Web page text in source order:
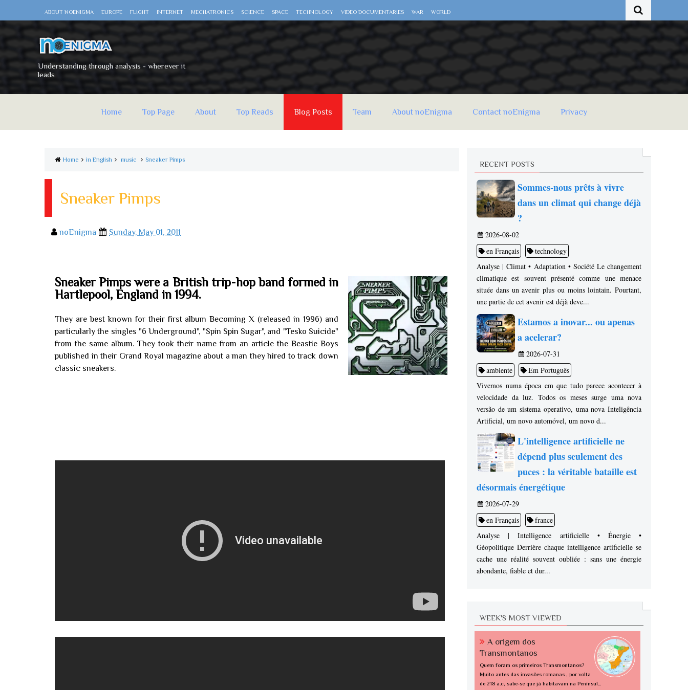
ABOUT NOENIGMA EUROPE FLIGHT INTERNET MECHATRONICS SCIENCE SPACE TECHNOLOGY VIDEO DOCUMENTARIES WAR WORLD
Understanding through analysis - wherever it
leads
Home Top Page About Top Reads Blog Posts Team About noEnigma Contact noEnigma Privacy
Home in English music Sneaker Pimps
Sneaker Pimps
noEnigma Sunday, May 01, 2011
Sneaker Pimps were a British trip-hop band formed in
Hartlepool, England in 1994.
They are best known for their first album Becoming X (released in 1996) and
particularly the singles "6 Underground", "Spin Spin Sugar", and "Tesko Suicide"
from the same album. They took their name from an article the Beastie Boys
published in their Grand Royal magazine about a man they hired to track down
classic sneakers.
RECENT POSTS
Sommes-nous prêts à vivre
dans un climat qui change déjà
?
2026-08-02
en Français
technology
Analyse | Climat • Adaptation • Société Le changement
climatique est souvent présenté comme une menace
située dans un avenir plus ou moins lointain. Pourtant,
une partie de cet avenir est déjà deve...
Estamos a inovar... ou apenas
a acelerar?
2026-07-31
ambiente
Em Português
Vivemos numa época em que tudo parece acontecer à
velocidade da luz. Todos os meses surge uma nova
versão de um sistema operativo, uma nova Inteligência
Artificial, um novo automóvel, um novo d...
L'intelligence artificielle ne
dépend plus seulement des
puces : la véritable bataille est
désormais énergétique
2026-07-29
en Français
france
Analyse | Intelligence artificielle • Énergie •
Géopolitique Derrière chaque intelligence artificielle se
cache une réalité souvent oubliée : sans une énergie
abondante, fiable et dur...
WEEK'S MOST VIEWED
A origem dos
Transmontanos
Quem foram os primeiros Transmontanos?
Muito antes das invasões romanas , por volta
de 218 a.c, sabe-se que já habitavam na Penínsul...